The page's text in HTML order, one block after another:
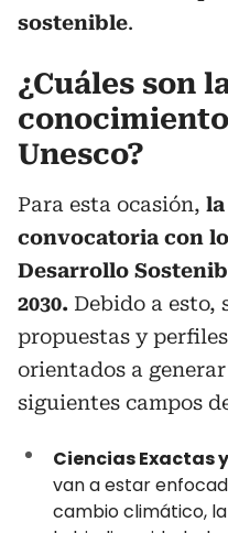
sostenible.
¿Cuáles son
Unesco?
Para esta ocasión, la
convocatoria con
Desarrollo
2030. Debido a esto,
propuestas y
orientados a
siguientes campos
Ciencias Exactas
van a estar
cambio climático,